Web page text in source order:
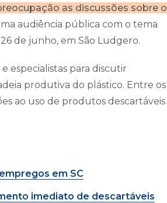
as discussões sobre o
audiência pública com o tema
de junho, em São Ludgero.
especialistas para discutir
produtiva do plástico. Entre os
ao uso de produtos descartáveis
em SC
imediato de descartáveis